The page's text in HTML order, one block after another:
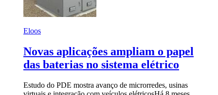
Eloos
Novas aplicações ampliam o papel
das baterias no sistema elétrico
Estudo do PDE mostra avanço de microrredes, usinas